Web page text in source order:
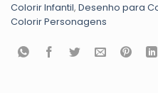
Colorir Infantil, Desenho para
Colorir Personagens